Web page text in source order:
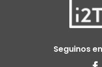
Seguinos